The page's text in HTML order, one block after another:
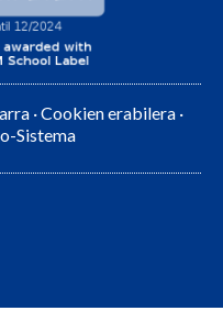
·Cookien erabilera ·
Sistema